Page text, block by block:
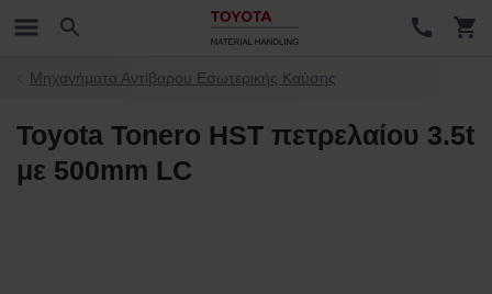
Μηχανήματα Αντίβαρου Εσωτερικής Καύσης
Toyota Tonero HST πετρελαίου 3.5t
με 500mm LC